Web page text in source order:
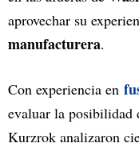
aprovechar su
manufacturera.
Con experiencia en
evaluar la posibilidad
Kurzrok analizaron